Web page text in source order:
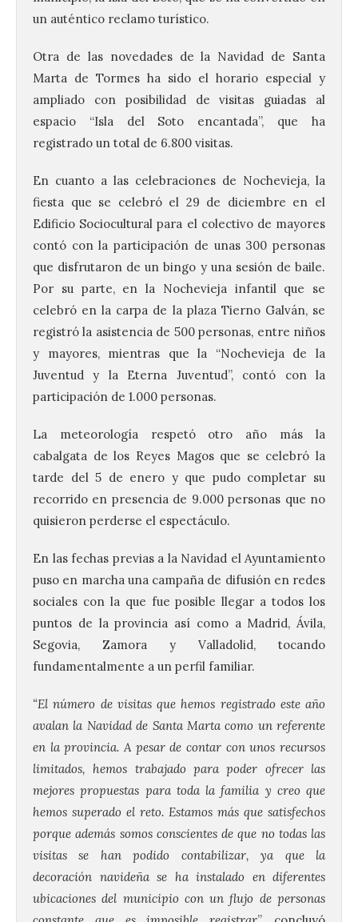
un auténtico reclamo turístico.
Otra de las novedades de la Navidad de Santa
Marta de Tormes ha sido el horario especial y
ampliado con posibilidad de visitas guiadas al
espacio “Isla del Soto encantada”, que ha
registrado un total de 6.800 visitas.
En cuanto a las celebraciones de Nochevieja, la
fiesta que se celebró el 29 de diciembre en el
Edificio Sociocultural para el colectivo de mayores
contó con la participación de unas 300 personas
que disfrutaron de un bingo y una sesión de baile.
Por su parte, en la Nochevieja infantil que se
celebró en la carpa de la plaza Tierno Galván, se
registró la asistencia de 500 personas, entre niños
y mayores, mientras que la “Nochevieja de la
Juventud y la Eterna Juventud”, contó con la
participación de 1.000 personas.
La meteorología respetó otro año más la
cabalgata de los Reyes Magos que se celebró la
tarde del 5 de enero y que pudo completar su
recorrido en presencia de 9.000 personas que no
quisieron perderse el espectáculo.
En las fechas previas a la Navidad el Ayuntamiento
puso en marcha una campaña de difusión en redes
sociales con la que fue posible llegar a todos los
puntos de la provincia así como a Madrid, Ávila,
Segovia, Zamora y Valladolid, tocando
fundamentalmente a un perfil familiar.
“El número de visitas que hemos registrado este año
avalan la Navidad de Santa Marta como un referente
en la provincia. A pesar de contar con unos recursos
limitados, hemos trabajado para poder ofrecer las
mejores propuestas para toda la familia y creo que
hemos superado el reto. Estamos más que satisfechos
porque además somos conscientes de que no todas las
visitas se han podido contabilizar, ya que la
decoración navideña se ha instalado en diferentes
ubicaciones del municipio con un flujo de personas
El Ayuntamiento de La
Bañeza presenta el
Festival One More Time,
una cita con la música de
los 80 y 90 para el 16 de
agosto en la Plaza Mayor.
6 Ago 2026
Se celebrará el próximo